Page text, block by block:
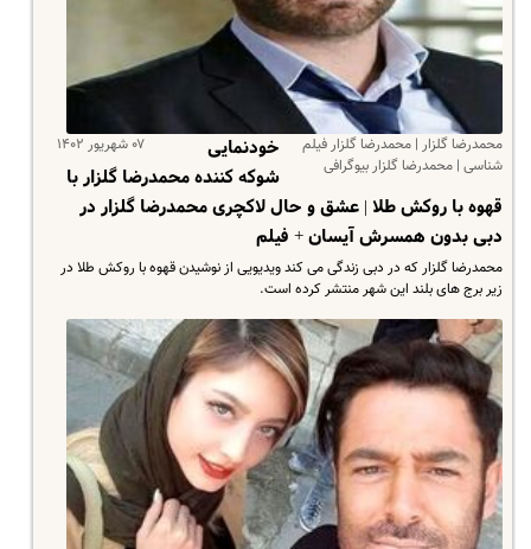
محمدرضا گلزار | محمدرضا گلزار فیلم
شناسی | محمدرضا گلزار بیوگرافی
۰۷ شهریور ۱۴۰۲
خودنمایی
شوکه کننده محمدرضا گلزار با
قهوه با روکش طلا | عشق و حال لاکچری محمدرضا گلزار در
دبی بدون همسرش آیسان + فیلم
محمدرضا گلزار که در دبی زندگی می کند ویدیویی از نوشیدن قهوه با روکش طلا در
زیر برج های بلند این شهر منتشر کرده است.